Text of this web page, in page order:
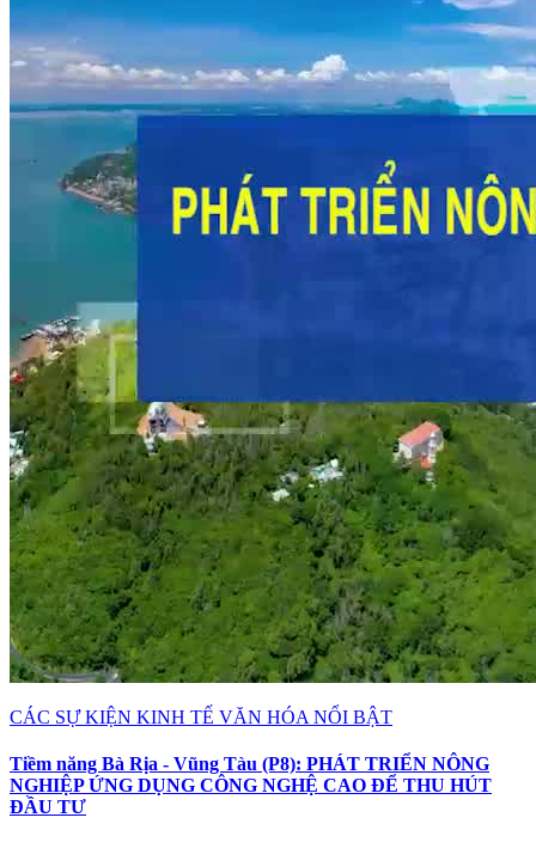
CÁC SỰ KIỆN KINH TẾ VĂN HÓA NỔI BẬT
Tiềm năng Bà Rịa - Vũng Tàu (P8): PHÁT TRIỂN NÔNG
NGHIỆP ỨNG DỤNG CÔNG NGHỆ CAO ĐỂ THU HÚT
ĐẦU TƯ